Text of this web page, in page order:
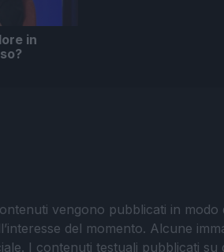
in
vengono pubblicati in modo
del momento. Alcune
I contenuti testuali pubblicati su